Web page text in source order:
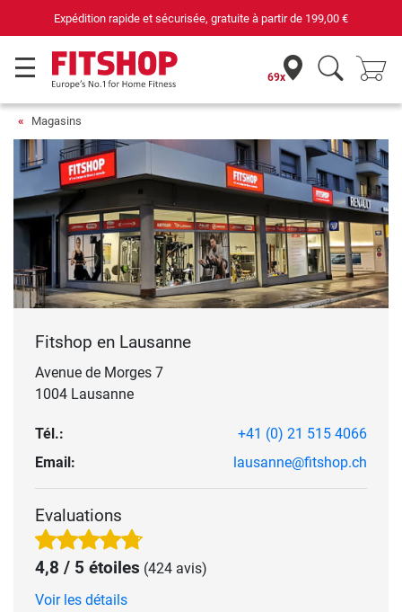
Expédition rapide et sécurisée, gratuite à partir de 199,00 €
69x
Magasins
Fitshop en Lausanne
Avenue de Morges 7
1004 Lausanne
Tél.:
+41 (0) 21 515 4066
Email:
lausanne@fitshop.ch
Evaluations
4,8 / 5 étoiles (424 avis)
Voir les détails